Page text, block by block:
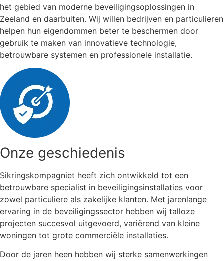
het gebied van moderne beveiligingsoplossingen in
Zeeland en daarbuiten. Wij willen bedrijven en particulieren
helpen hun eigendommen beter te beschermen door
gebruik te maken van innovatieve technologie,
betrouwbare systemen en professionele installatie.
Onze geschiedenis
Sikringskompagniet heeft zich ontwikkeld tot een
betrouwbare specialist in beveiligingsinstallaties voor
zowel particuliere als zakelijke klanten. Met jarenlange
ervaring in de beveiligingssector hebben wij talloze
projecten succesvol uitgevoerd, variërend van kleine
woningen tot grote commerciële installaties.
Door de jaren heen hebben wij sterke samenwerkingen